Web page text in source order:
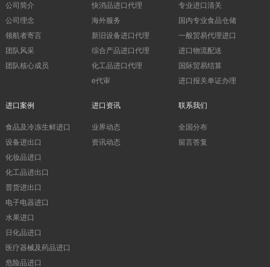
公司简介
公司理念
领航者寄言
团队风采
团队核心成员
快消品进口代理
海外服务
新旧设备进口代理
综合产品进口代理
化工品进口代理
e代审
专业进口清关
国内专业食品仓储
一般贸易代理进口
进口物流配送
国际贸易结算
进口报关单证办理
进口案例
食品及冷冻生鲜进口
设备进出口
化妆品进口
化工品进出口
普货进出口
电子电器进口
水果进口
日化品进口
医疗器械及药品进口
危险品进口
进口资讯
业界动态
资讯动态
联系我们
全国分布
留言答复